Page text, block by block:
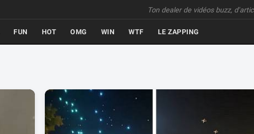
Ton dealer de vidéos buzz,
FUN HOT OMG WIN WTF LE ZAPPING